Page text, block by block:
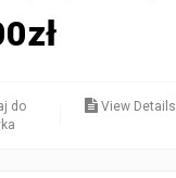
zł
do
View Details